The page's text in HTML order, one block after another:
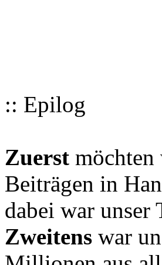
:: Epilog
Zuerst
Beiträgen in
dabei war unser
Zweitens war